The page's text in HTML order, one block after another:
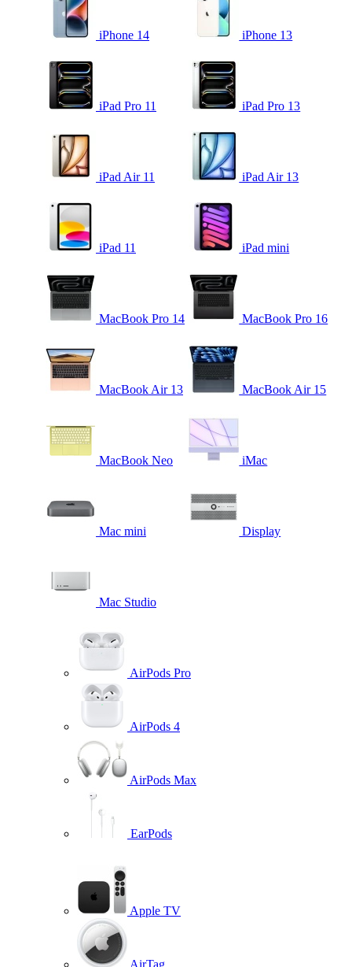
iPhone 14 iPhone 13
iPad Pro 11 iPad Pro 13
iPad Air 11 iPad Air 13
iPad 11 iPad mini
MacBook Pro 14 MacBook Pro 16
MacBook Air 13 MacBook Air 15
MacBook Neo iMac
Mac mini Display
Mac Studio
AirPods Pro
AirPods 4
AirPods Max
EarPods
Apple TV